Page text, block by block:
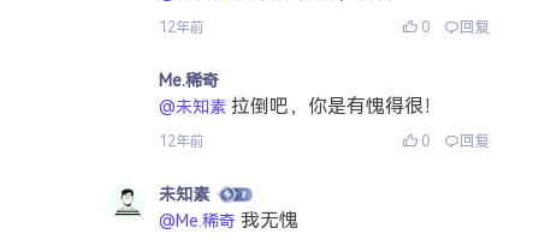
12年前 0 回复
Me.稀奇
@未知素 拉倒吧，你是有愧得很！
12年前 0 回复
未知素
@Me.稀奇 我无愧